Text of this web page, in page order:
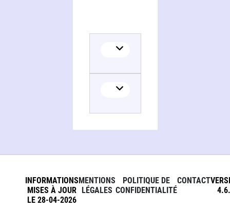
INFORMATIONS
MISES À JOUR
LE 28-04-2026
MENTIONS
LÉGALES
POLITIQUE DE
CONFIDENTIALITÉ
CONTACT